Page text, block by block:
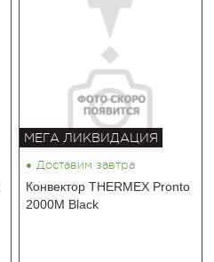
МЕГА ЛИКВИДАЦИЯ
• Доставим завтра
Конвектор THERMEX Pronto
2000M Black